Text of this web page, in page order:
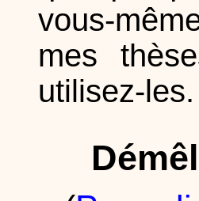
vous-
mes
utilisez-les.